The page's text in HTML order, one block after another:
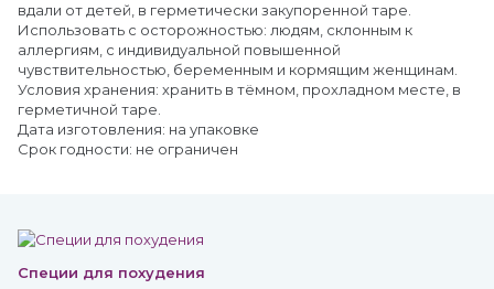
вдали от детей, в герметически закупоренной таре.
Использовать с осторожностью: людям, склонным к
аллергиям, с индивидуальной повышенной
чувствительностью, беременным и кормящим женщинам.
Условия хранения: хранить в тёмном, прохладном месте, в
герметичной таре.
Дата изготовления: на упаковке
Срок годности: не ограничен
Специи для похудения